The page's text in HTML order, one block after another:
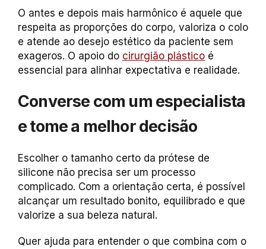
O antes e depois mais harmônico é aquele que
respeita as proporções do corpo, valoriza o colo
e atende ao desejo estético da paciente sem
exageros. O apoio do cirurgião plástico é
essencial para alinhar expectativa e realidade.
Converse com um especialista
e tome a melhor decisão
Escolher o tamanho certo da prótese de
silicone não precisa ser um processo
complicado. Com a orientação certa, é possível
alcançar um resultado bonito, equilibrado e que
valorize a sua beleza natural.
Quer ajuda para entender o que combina com o